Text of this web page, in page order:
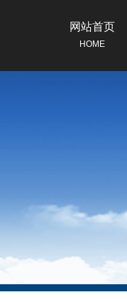
网站首页
HOME